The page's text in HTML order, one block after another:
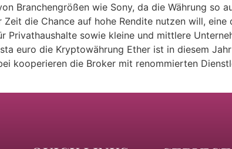
Branchengrößen wie Sony, da die Währung so
die Chance auf hohe Rendite nutzen will,
Privathaushalte sowie kleine und mittlere
euro die Kryptowährung Ether ist in diesem
kooperieren die Broker mit renommierten